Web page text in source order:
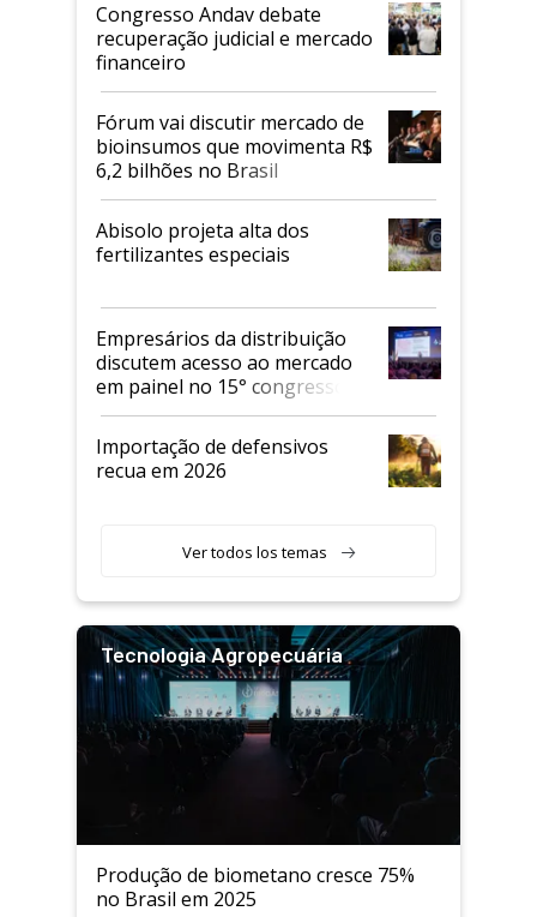
Congresso Andav debate
recuperação judicial e mercado
financeiro
Fórum vai discutir mercado de
bioinsumos que movimenta R$
6,2 bilhões no Brasil
Abisolo projeta alta dos
fertilizantes especiais
Empresários da distribuição
discutem acesso ao mercado
em painel no 15° congresso
Andav
Importação de defensivos
recua em 2026
Ver todos los temas
Tecnologia Agropecuária
Produção de biometano cresce 75%
no Brasil em 2025